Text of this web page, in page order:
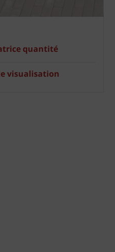
quantité
visualisation